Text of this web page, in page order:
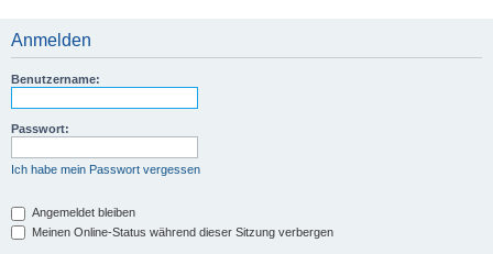
Anmelden
Benutzername:
Passwort:
Ich habe mein Passwort vergessen
Angemeldet bleiben
Meinen Online-Status während dieser Sitzung verbergen